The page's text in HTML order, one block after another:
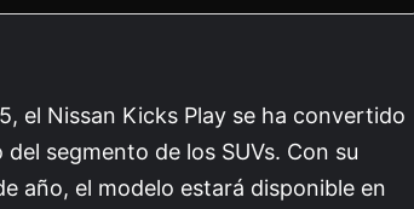
el Nissan Kicks Play se ha convertido
segmento de los SUVs. Con su
año, el modelo estará disponible en